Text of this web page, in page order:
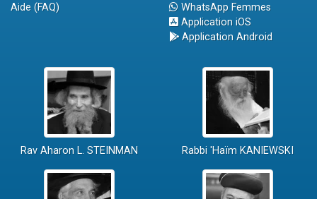
Aide (FAQ)
WhatsApp Femmes
Application iOS
Application Android
Rav Aharon L. STEINMAN Rabbi 'Haïm KANIEWSKI